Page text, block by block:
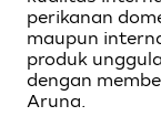
perikanan
maupun
produk
dengan
Aruna.